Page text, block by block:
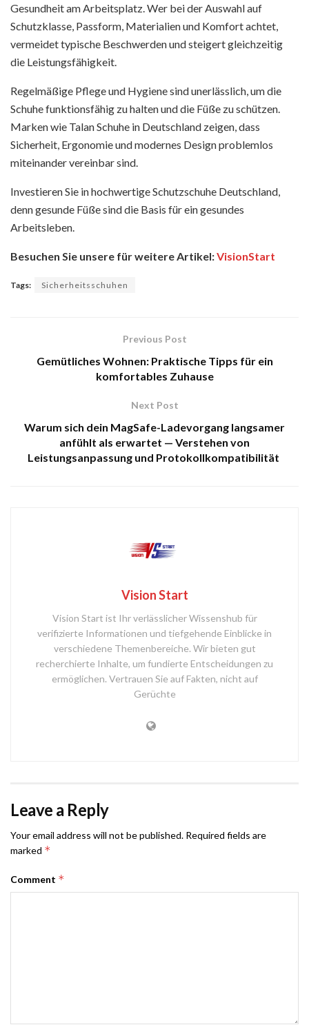
Gesundheit am Arbeitsplatz. Wer bei der Auswahl auf
Schutzklasse, Passform, Materialien und Komfort achtet,
vermeidet typische Beschwerden und steigert gleichzeitig
die Leistungsfähigkeit.
Regelmäßige Pflege und Hygiene sind unerlässlich, um die
Schuhe funktionsfähig zu halten und die Füße zu schützen.
Marken wie Talan Schuhe in Deutschland zeigen, dass
Sicherheit, Ergonomie und modernes Design problemlos
miteinander vereinbar sind.
Investieren Sie in hochwertige Schutzschuhe Deutschland,
denn gesunde Füße sind die Basis für ein gesundes
Arbeitsleben.
Besuchen Sie unsere für weitere Artikel:VisionStart
Tags: Sicherheitsschuhen
Previous Post
Gemütliches Wohnen: Praktische Tipps für ein
komfortables Zuhause
Next Post
Warum sich dein MagSafe-Ladevorgang langsamer
anfühlt als erwartet — Verstehen von
Leistungsanpassung und Protokollkompatibilität
Vision Start
Vision Start ist Ihr verlässlicher Wissenshub für
verifizierte Informationen und tiefgehende Einblicke in
verschiedene Themenbereiche. Wir bieten gut
recherchierte Inhalte, um fundierte Entscheidungen zu
ermöglichen. Vertrauen Sie auf Fakten, nicht auf
Gerüchte
Leave a Reply
Your email address will not be published. Required fields are
marked *
Comment *